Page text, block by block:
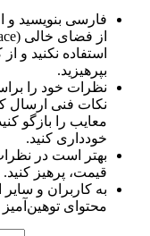
فارسی بنویسید و
استفاده نکنید و
بپرهیزید.
نظرات خود را
نکات فنی ارسال
معایب را بازگو
خودداری کنید.
بهتر است در
قیمت، پرهیز کنید.
به کاربران و
محتوای